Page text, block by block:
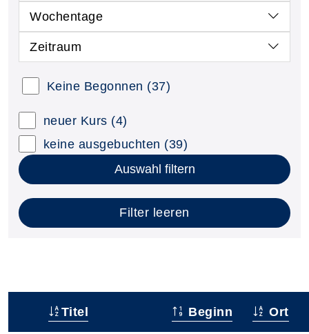
Wochentage
Zeitraum
Keine Begonnen (37)
neuer Kurs (4)
keine ausgebuchten (39)
Auswahl filtern
Filter leeren
Titel Beginn Ort